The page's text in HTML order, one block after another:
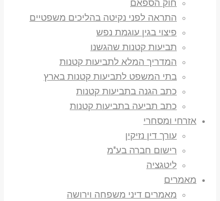
חוק הספאם
התראה לפני נקיטה בהליכים משפטיים
פיצוי בגין עוגמת נפש
תביעות קטנות שהגשנו
המדריך המלא לתביעות קטנות
בתי המשפט לתביעות קטנות בארץ
כתב הגנה בתביעות קטנות
כתב תביעה בתביעות קטנות
אזרחי ומסחרי
עורך דין נזיקין
רישום חברה בע"מ
ליטגציה
מאמרים
מאמרים דיני משפחה וירושה